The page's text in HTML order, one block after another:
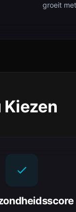
groeit
Kiezen